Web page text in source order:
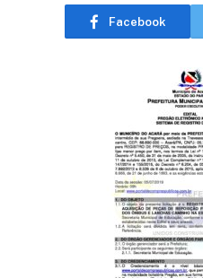
Facebook